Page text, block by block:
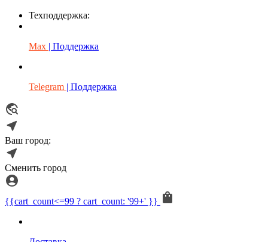
Техподдержка:
Max | Поддержка
Telegram | Поддержка
Ваш город:
Сменить город
{{cart_count<=99 ? cart_count: '99+' }}